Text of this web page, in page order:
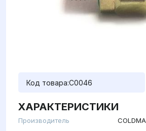
Код товара:C0046
ХАРАКТЕРИСТИКИ
Производитель